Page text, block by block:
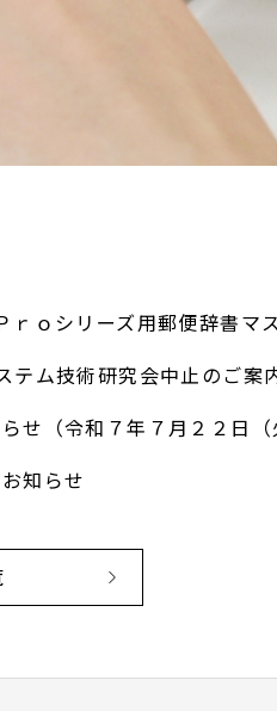
ｒｏシリーズ用郵便辞書マ
ム技術研究会中止のご案
せ（令和７年７月２２日（
知らせ